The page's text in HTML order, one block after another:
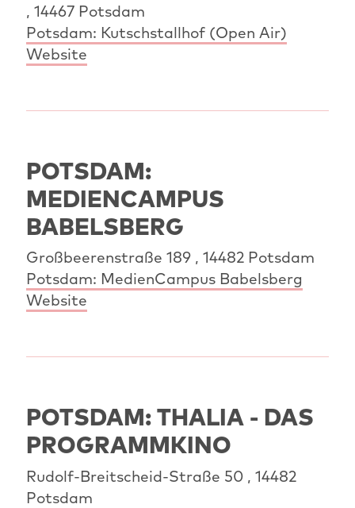
, 14467 Potsdam
Potsdam: Kutschstallhof (Open Air)
Website
POTSDAM:
MEDIENCAMPUS
BABELSBERG
Großbeerenstraße 189 , 14482 Potsdam
Potsdam: MedienCampus Babelsberg
Website
POTSDAM: THALIA - DAS
PROGRAMMKINO
Rudolf-Breitscheid-Straße 50 , 14482
Potsdam